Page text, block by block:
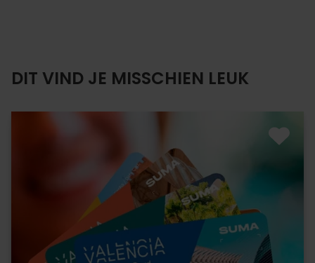
DIT VIND JE MISSCHIEN LEUK